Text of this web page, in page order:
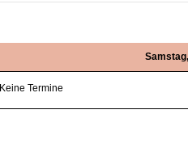
Keine Termine